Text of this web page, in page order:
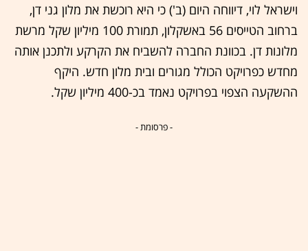
וישראל לוי, דיווחה היום (ב') כי היא רוכשת את מלון גני דן,
ברחוב הטייסים 56 באשקלון, תמורת 100 מיליון שקל מרשת
מלונות דן. בכוונת החברה להשביח את הקרקע ולתכנן אותה
מחדש כפרויקט הכולל מגורים ובית מלון חדש. היקף
ההשקעה הצפוי בפרויקט נאמד בכ-400 מיליון שקל.
- פרסומת -